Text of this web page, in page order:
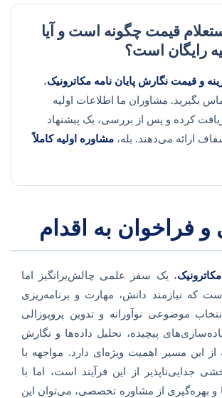
قیمت چگونه است و آیا
رایگان است؟
و قیمت نگارش پایان نامه مکاترونیک،
بگیرید. مشاوران ما اطلاعات اولیه
کرده و پس از بررسی، یک پیشنهاد
ارائه می‌دهند. بله، مشاوره اولیه کاملاً
و فراخوان به اقدام
، یک سفر علمی چالش‌برانگیز اما
که نیازمند دانش، مهارت و برنامه‌ریزی
موضوعی نوآورانه و تدوین پروپوزالی
پیچیده، تحلیل داده‌ها و نگارش
این مسیر اهمیت ویژه‌ای دارد. مواجهه با
جدایی‌ناپذیر از این فرآیند است، اما با
و بهره‌گیری از مشاوره تخصصی، می‌توان این